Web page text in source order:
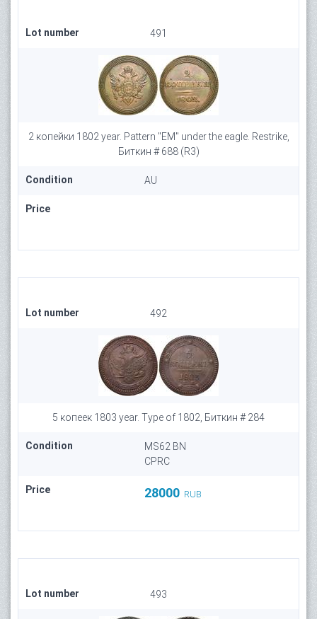
Lot number 491
2 копейки 1802 year. Pattern "ЕМ" under the eagle. Restrike,
Биткин # 688 (R3)
Condition AU
Price
Lot number 492
5 копеек 1803 year. Type of 1802, Биткин # 284
Condition
MS62 BN
CPRC
Price 28000 RUB
Lot number 493